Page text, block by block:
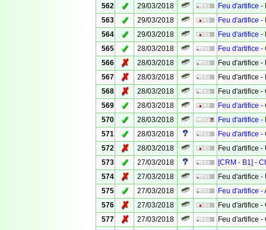
562
✓ 29/03/2018
Feu d'artifice
563
✓ 29/03/2018
Feu d'artifice
564
✓ 29/03/2018
Feu d'artifice
565
✓ 28/03/2018
Feu d'artifice
566
✗ 28/03/2018
Feu d'artifice -
567
✗ 28/03/2018
Feu d'artifice
568
✗ 28/03/2018
Feu d'artifice
569
✓ 28/03/2018
Feu d'artifice
570
✓ 28/03/2018
Feu d'artifice
571
✓ 28/03/2018
Feu d'artifice
572
✗ 28/03/2018
Feu d'artifice
573
✓ 27/03/2018
[CRM - B1] -
574
✗ 27/03/2018
Feu d'artifice
575
✓ 27/03/2018
Feu d'artifice
576
✗ 27/03/2018
Feu d'artifice
577
✗ 27/03/2018
Feu d'artifice